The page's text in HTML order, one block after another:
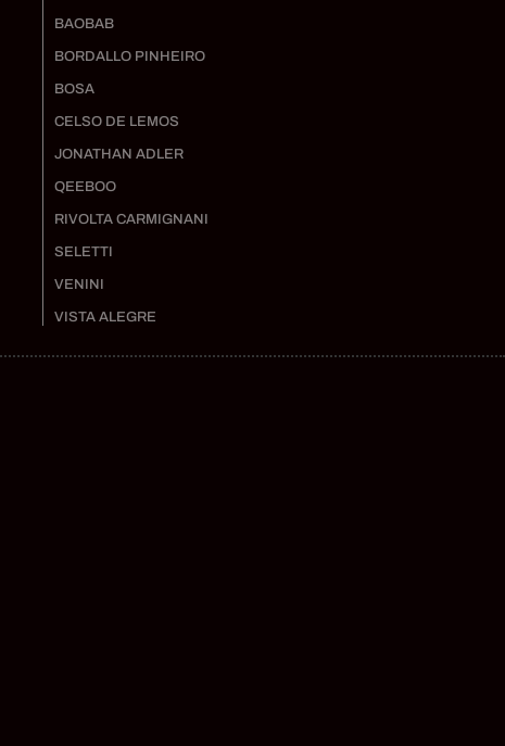
BAOBAB
BORDALLO PINHEIRO
BOSA
CELSO DE LEMOS
JONATHAN ADLER
QEEBOO
RIVOLTA CARMIGNANI
SELETTI
VENINI
VISTA ALEGRE